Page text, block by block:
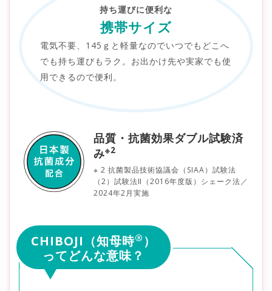
持ち運びに便利な
携帯サイズ
電気不要、145ｇと軽量なのでいつでもどこへ
でも持ち運びもラク。お出かけ先や実家でも使
用できるので便利。
品質・抗菌効果ダブル試験済
み※2
※ 2 抗菌製品技術協議会（SIAA）試験法
（2）試験法Ⅱ（2016年度版）シェーク法／
2024年2月実施
CHIBOJI（知母時® ）
ってどんな意味？